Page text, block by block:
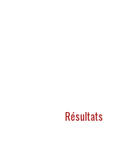
Résultats